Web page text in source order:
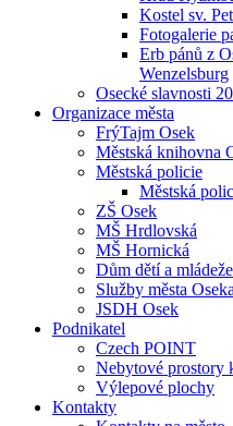
Kostel sv.
Fotogalerie
Erb pánů z
Wenzelsburg
Osecké slavnosti
Organizace města
FrýTajm Osek
Městská knihovna
Městská policie
Městská
ZŠ Osek
MŠ Hrdlovská
MŠ Hornická
Dům dětí a mládeže
Služby města Oseka
JSDH Osek
Podnikatel
Czech POINT
Nebytové prostory
Výlepové plochy
Kontakty